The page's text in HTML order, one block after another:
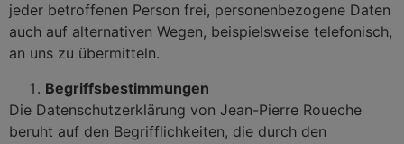
jeder betroffenen Person frei, personenbezogene Daten
auch auf alternativen Wegen, beispielsweise telefonisch,
an uns zu übermitteln.
Begriffsbestimmungen
Die Datenschutzerklärung von Jean-Pierre Roueche
beruht auf den Begrifflichkeiten, die durch den